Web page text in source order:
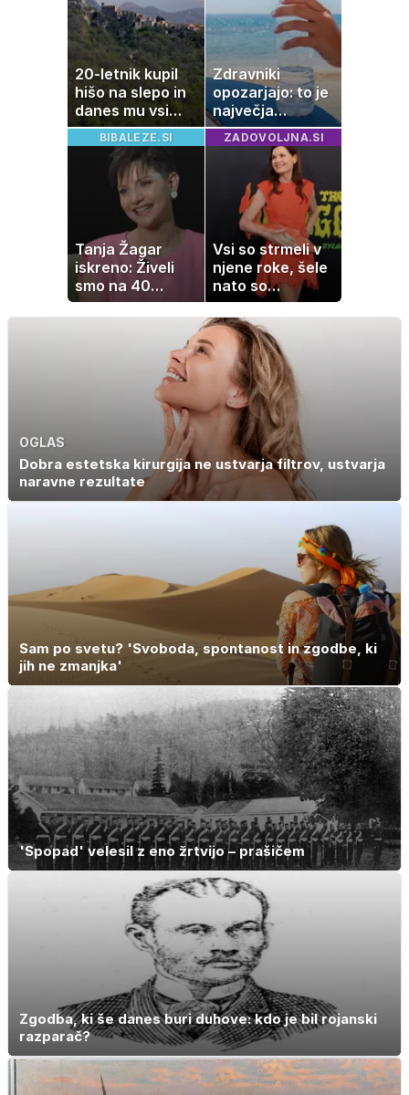
20-letnik kupil
hišo na slepo in
danes mu vsi
zavidajo
Zdravniki
opozarjajo: to je
največja
napaka, ki jo
ljudje delajo med
BIBALEZE.SI
Tanja Žagar
iskreno: Živeli
smo na 40
kvadratih, a
imela sem vse,
ZADOVOLJNA.SI
Vsi so strmeli v
njene roke, šele
nato so
ugotovili, kaj drži
OGLAS
Dobra estetska kirurgija ne ustvarja filtrov, ustvarja
naravne rezultate
Sam po svetu? 'Svoboda, spontanost in zgodbe, ki
jih ne zmanjka'
'Spopad' velesil z eno žrtvijo – prašičem
Zgodba, ki še danes buri duhove: kdo je bil rojanski
razparač?